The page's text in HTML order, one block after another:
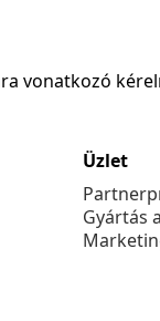
vonatkozó
Üzlet
Gyártás